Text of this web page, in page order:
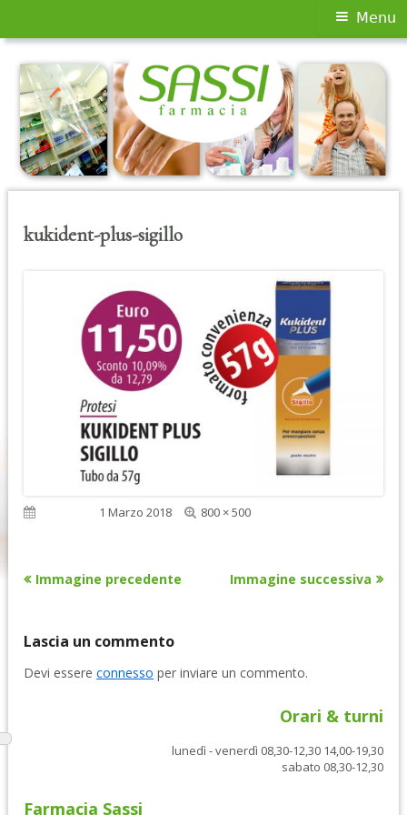
contenuto
principale
Menu
kukident-plus-sigillo
Pubblicato1 Marzo 2018
Dimensione
800 × 500
Immagine precedente Immagine successiva
Lascia un commento
Devi essereconnesso per inviare un commento.
Orari & turni
lunedì - venerdì 08,30-12,30 14,00-19,30
sabato 08,30-12,30
Farmacia Sassi